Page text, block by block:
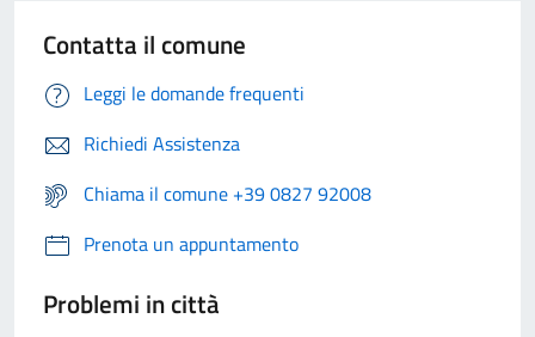
Contatta il comune
Leggi le domande frequenti
Richiedi Assistenza
Chiama il comune +39 0827 92008
Prenota un appuntamento
Problemi in città